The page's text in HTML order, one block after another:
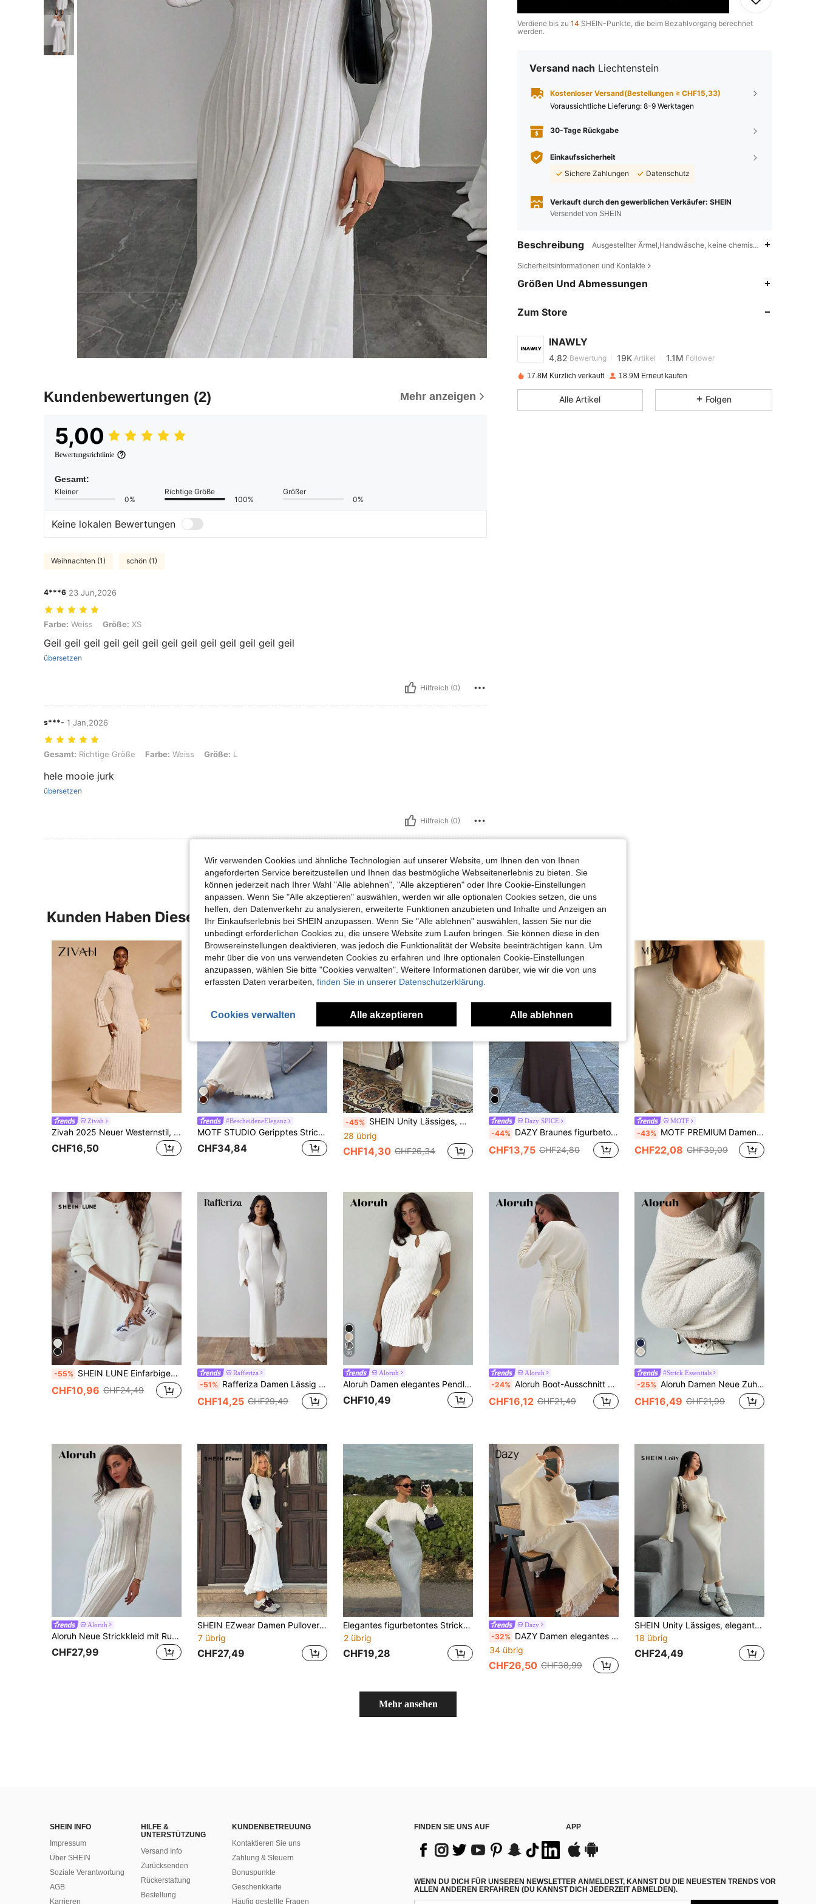
Kundenbewertungen (2) Mehr anzeigen
5,00
Bewertungsrichtlinie
Gesamt:
Kleiner
0%
Richtige Größe
100%
Größer
0%
Keine lokalen Bewertungen
Weihnachten (1) schön (1)
4***6 23 Jun,2026
Farbe: Weiss, Größe: XS
Farbe: Weiss Größe: XS
Geil geil geil geil geil geil geil geil geil geil geil geil geil
übersetzen
Hilfreich (0)
s***- 1 Jan,2026
Gesamt: Richtige Größe, Farbe: Weiss, Größe: L
Gesamt: Richtige Größe Farbe: Weiss Größe: L
hele mooie jurk
übersetzen
Hilfreich (0)
Verdiene bis zu 14 SHEIN-Punkte, die beim Bezahlvorgang berechnet
werden.
Versand nach Liechtenstein
Kostenloser Versand(Bestellungen ≥ CHF15,33)
Voraussichtliche Lieferung: 8-9 Werktagen
30-Tage Rückgabe
Einkaufssicherheit
Sichere Zahlungen
Datenschutz
Verkauft durch den gewerblichen Verkäufer: SHEIN
Versendet von SHEIN
Beschreibung Ausgestellter Ärmel,Handwäsche, keine chemische
Sicherheitsinformationen und Kontakte
Größen Und Abmessungen
Zum Store
INAWLY
4,82 19K
4,82 Bewertung 19K Artikel 1.1M Follower
4,82
17.8M Kürzlich verkauft 18.9M Erneut kaufen
Alle Artikel Folgen
Kunden Haben Diese Artikel Auch Angeschaut
Zivah
Zivah 2025 Neuer Westernstil, Nomadenstil, Geburtstagsfeier, Abschlussfeier, Alltagskleidung, Urlaub, Kreuzfahrten, Straßenmode, minimalistisches, einfaches, haferflockenfarbenes, langes, tailliertes, geripptes, rückenfreies Kleid mit Glockenärmeln, Herbst- und Winterkleidung für Damen
CHF16,50
#BescheideneEleganz
MOTF STUDIO Geripptes Strickkleid mit gerüschter Ärmelbahn und Glockenärmeln
CHF34,84
-45% SHEIN Unity Lässiges, minimalistisches, einfarbiges rückenloses Maxikleid aus Strick
28 übrig
CHF14,30 CHF26,34
Dazy SPICE
-44% DAZY Braunes figurbetontes Pulloverkleid mit Rundhalsausschnitt für Damen, Herbst/Winter
CHF13,75 CHF24,80
MOTF
-43% MOTF PREMIUM Damen Herbst Pulloverkleid mit Kunstperle Dekor, rundem Ausschnitt und plissiertem Langarm
CHF22,08 CHF39,09
-55% SHEIN LUNE Einfarbiges Pulloverkleid im Herbst/Winter, Drop-Shoulder
CHF10,96 CHF24,49
Rafferiza
-51% Rafferiza Damen Lässig Rundhals Rüschen Saum Weite Ärmel Figurbetontes Langarm Pulloverkleid für Herbst und Winter
CHF14,25 CHF29,49
30
Aloruh
Aloruh Damen elegantes Pendler-Minimalist-Beige-Strick-A-Linien-Kleid
CHF10,49
Aloruh
-24% Aloruh Boot-Ausschnitt Glockenärmel Tunnelzug Taille Tailliertes A-Linien Aprikose Pulloverkleid, einfach & elegant für Frauen, Herbst/Winter
CHF16,12 CHF21,49
#Strick Essentials
-25% Aloruh Damen Neue Zuhause Lässig Daily Schräg Schulter Kragen Wort Linie Warm Slim Lang Arm Plüsch Gestrickter Weiß Pullover Kleid, Herbst/Winter
CHF16,49 CHF21,99
Aloruh
Aloruh Neue Strickkleid mit Rundhalsausschnitt, lang, warm und bequem für Freizeit
CHF27,99
SHEIN EZwear Damen Pulloverkleid mit Rundhalsausschnitt, weiten Ärmeln und einfarbiger Optik, für Herbst/Winter
7 übrig
CHF27,49
Elegantes figurbetontes Strickkleid in Unifarbe für den Arbeitsweg
2 übrig
CHF19,28
Dazy
-32% DAZY Damen elegantes Einfarbig Fransen-Strickpullover & Rock 2 Stücke Set, Herbst
34 übrig
CHF26,50 CHF38,99
SHEIN Unity Lässiges, elegantes Alltags-Sweatkleid mit ausgestellten Ärmeln und geraffter Taille, Herbst/Winter
18 übrig
CHF24,49
Mehr ansehen
SHEIN INFO
Impressum
Über SHEIN
Soziale Verantwortung
AGB
Karrieren
HILFE &
UNTERSTÜTZUNG
Versand Info
Zurücksenden
Rückerstattung
Bestellung
KUNDENBETREUUNG
Kontaktieren Sie uns
Zahlung & Steuern
Bonuspunkte
Geschenkkarte
Häufig gestellte Fragen
FINDEN SIE UNS AUF APP
WENN DU DICH FÜR UNSEREN NEWSLETTER ANMELDEST, KANNST DU DIE NEUESTEN TRENDS VOR
ALLEN ANDEREN ERFAHREN (DU KANNST DICH JEDERZEIT ABMELDEN).
Wir verwenden Cookies und ähnliche Technologien auf unserer Website, um Ihnen den von Ihnen
angeforderten Service bereitzustellen und Ihnen das bestmögliche Webseitenerlebnis zu bieten. Sie
können jederzeit nach Ihrer Wahl "Alle ablehnen", "Alle akzeptieren" oder Ihre Cookie-Einstellungen
anpassen. Wenn Sie "Alle akzeptieren" auswählen, werden wir alle optionalen Cookies setzen, die uns
helfen, den Datenverkehr zu analysieren, erweiterte Funktionen anzubieten und Inhalte und Anzeigen an
Ihr Einkaufserlebnis bei SHEIN anzupassen. Wenn Sie "Alle ablehnen" auswählen, lassen Sie nur die
unbedingt erforderlichen Cookies zu, die unsere Website zum Laufen bringen. Sie können diese in den
Browsereinstellungen deaktivieren, was jedoch die Funktionalität der Website beeinträchtigen kann. Um
mehr über die von uns verwendeten Cookies zu erfahren und Ihre optionalen Cookie-Einstellungen
anzupassen, wählen Sie bitte "Cookies verwalten". Weitere Informationen darüber, wie wir die von uns
erfassten Daten verarbeiten, finden Sie in unserer Datenschutzerklärung.
Cookies verwalten Alle akzeptieren Alle ablehnen